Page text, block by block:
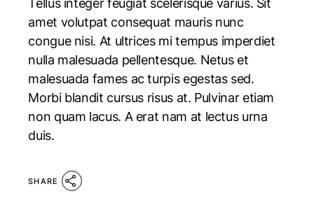
Tellus integer feugiat scelerisque varius. Sit
amet volutpat consequat mauris nunc
congue nisi. At ultrices mi tempus imperdiet
nulla malesuada pellentesque. Netus et
malesuada fames ac turpis egestas sed.
Morbi blandit cursus risus at. Pulvinar etiam
non quam lacus. A erat nam at lectus urna
duis.
SHARE